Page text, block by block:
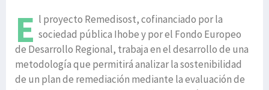
E l proyecto Remedisost, cofinanciado por la
sociedad pública Ihobe y por el Fondo Europeo
de Desarrollo Regional, trabaja en el desarrollo de una
metodología que permitirá analizar la sostenibilidad
de un plan de remediación mediante la evaluación de